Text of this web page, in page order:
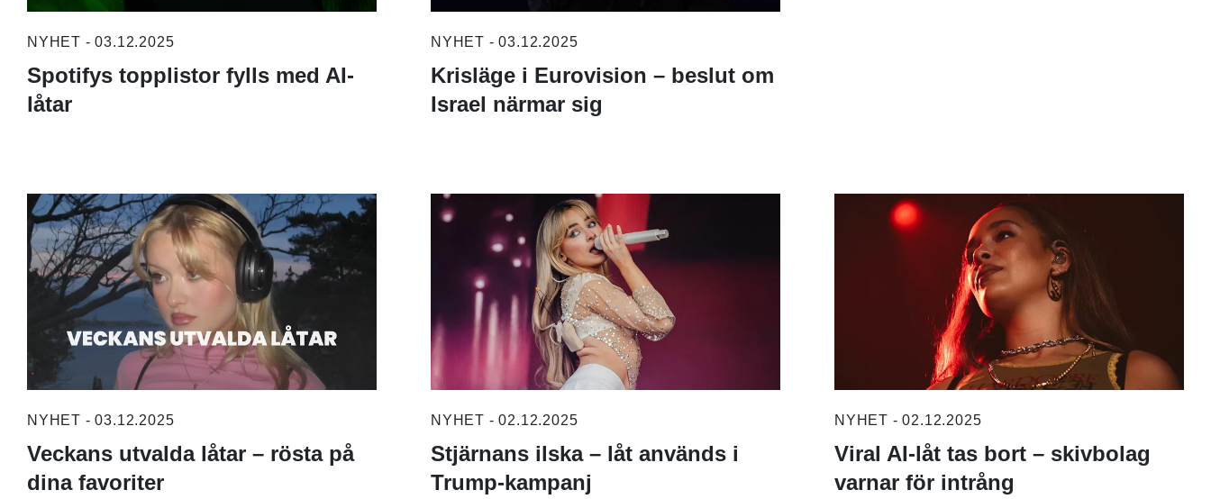
NYHET - 03.12.2025
Spotifys topplistor fylls med AI-
låtar
NYHET - 03.12.2025
Krisläge i Eurovision – beslut om
Israel närmar sig
NYHET - 03.12.2025
Veckans utvalda låtar – rösta på
dina favoriter
NYHET - 02.12.2025
Stjärnans ilska – låt används i
Trump-kampanj
NYHET - 02.12.2025
Viral AI-låt tas bort – skivbolag
varnar för intrång